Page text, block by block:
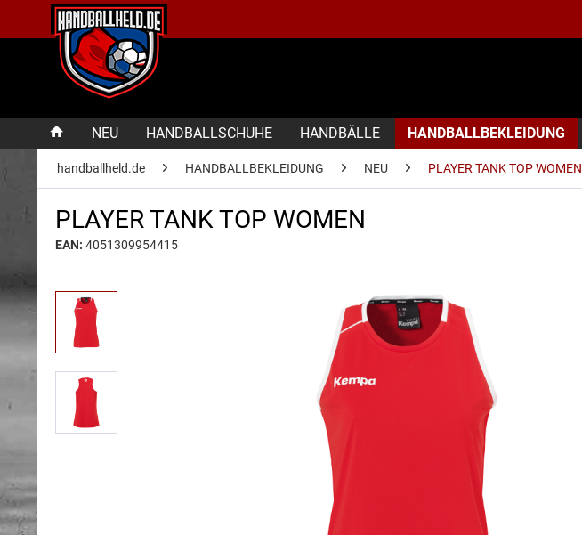
NEU HANDBALLSCHUHE HANDBÄLLE HANDBALLBEKLEIDUNG
handballheld.de HANDBALLBEKLEIDUNG NEU PLAYER TANK TOP WOMEN
PLAYER TANK TOP WOMEN
EAN: 4051309954415